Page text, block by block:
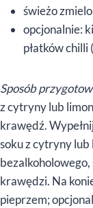
świeżo
opcjonalnie:
płatków
Sposób
z cytryny lub
krawędź.
soku z cytryny
bezalkoholowego,
krawędzi. Na
pieprzem;